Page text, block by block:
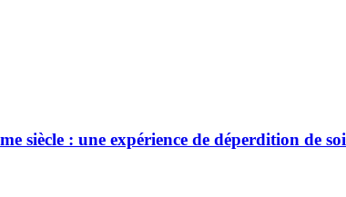
siècle : une expérience de déperdition de soi